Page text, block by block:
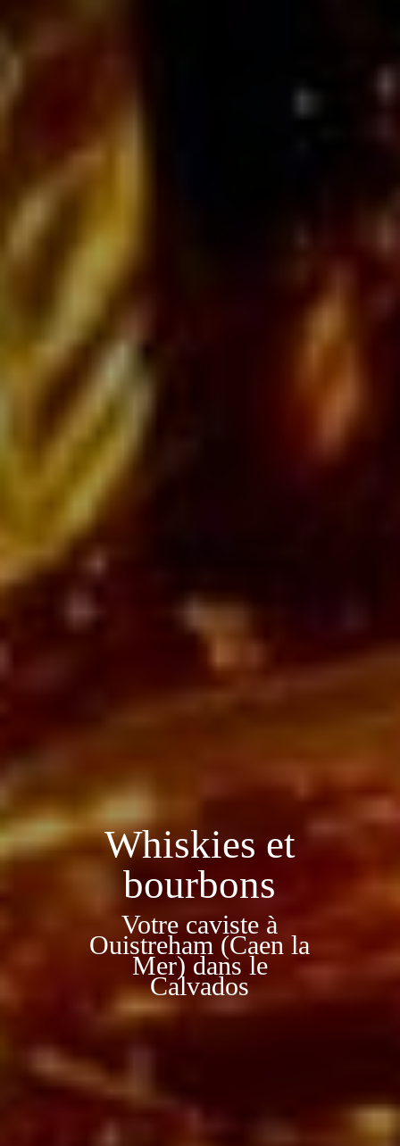
Whiskies et
bourbons
Votre caviste à
Ouistreham (Caen la
Mer) dans le
Calvados